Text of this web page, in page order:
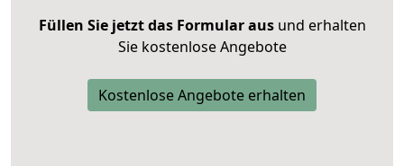
Füllen Sie jetzt das Formular ausund erhalten
Sie kostenlose Angebote
Kostenlose Angebote erhalten